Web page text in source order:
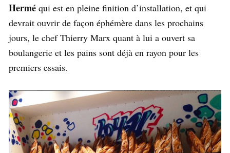
Hermé qui est en pleine finition d’installation, et qui
devrait ouvrir de façon éphémère dans les prochains
jours, le chef Thierry Marx quant à lui a ouvert sa
boulangerie et les pains sont déjà en rayon pour les
premiers essais.